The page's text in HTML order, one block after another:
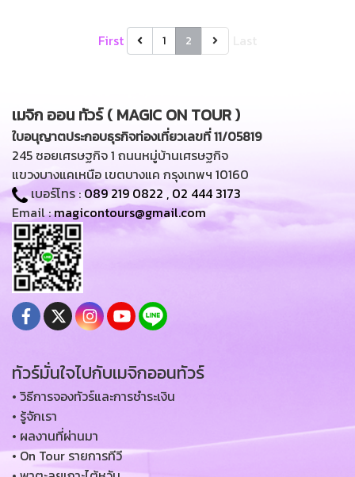
First 1 2
เมจิก ออน ทัวร์ ( MAGIC ON TOUR )
ใบอนุญาตประกอบธุรกิจท่องเที่ยวเลขที่ 11/05819
245 ซอยเศรษฐกิจ 1 ถนนหมู่บ้านเศรษฐกิจ
แขวงบางแคเหนือ เขตบางแค กรุงเทพฯ 10160
เบอร์โทร :089 219 0822 , 02 444 3173
Email :magicontours@gmail.com
ทัวร์มั่นใจไปกับเมจิกออนทัวร์
• วิธีการจองทัวร์และการชำระเงิน
• รู้จักเรา
• ผลงานที่ผ่านมา
• On Tour รายการทีวี